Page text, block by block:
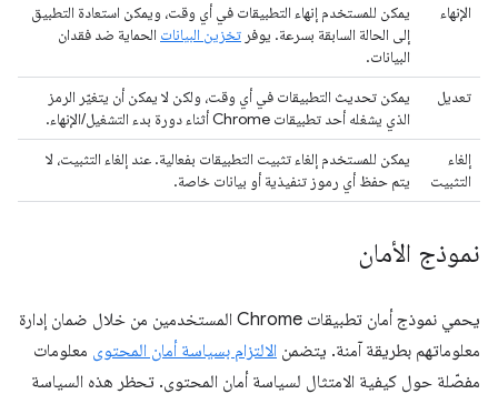
الإنهاء
يمكن للمستخدم إنهاء التطبيقات في أي وقت، ويمكن استعادة التطبيق
إلى الحالة السابقة بسرعة. يوفر تخزين البيانات الحماية ضد فقدان
البيانات.
تعديل
يمكن تحديث التطبيقات في أي وقت، ولكن لا يمكن أن يتغيّر الرمز
الذي يشغله أحد تطبيقات Chrome أثناء دورة بدء التشغيل/الإنهاء.
إلغاء
التثبيت
يمكن للمستخدم إلغاء تثبيت التطبيقات بفعالية. عند إلغاء التثبيت، لا
يتم حفظ أي رموز تنفيذية أو بيانات خاصة.
نموذج الأمان
يحمي نموذج أمان تطبيقات Chrome المستخدمين من خلال ضمان إدارة
معلوماتهم بطريقة آمنة. يتضمن الالتزام بسياسة أمان المحتوى معلومات
مفصّلة حول كيفية الامتثال لسياسة أمان المحتوى. تحظر هذه السياسة